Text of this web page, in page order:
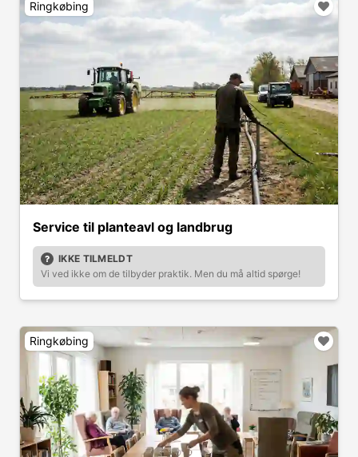
Ringkøbing
Service til planteavl og landbrug
IKKE TILMELDT
Vi ved ikke om de tilbyder praktik. Men du må altid spørge!
Ringkøbing